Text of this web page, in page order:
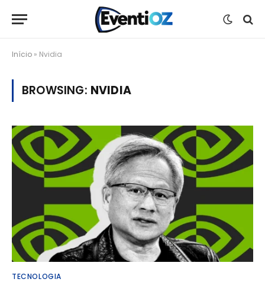
Início » Nvidia
BROWSING: NVIDIA
TECNOLOGIA